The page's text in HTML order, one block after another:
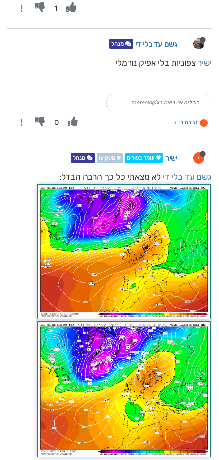
1
גשם עד בלי די מנהל
ישיר צפוניות בלי אפיק נורמלי
מודלים אני רואה בmeteologix
י תגובה 1 0
י ישיר 💖 תומך בפורום ❄️ משקיען מנהל
גשם עד בלי די לא מצאתי כל כך הרבה הבדל: